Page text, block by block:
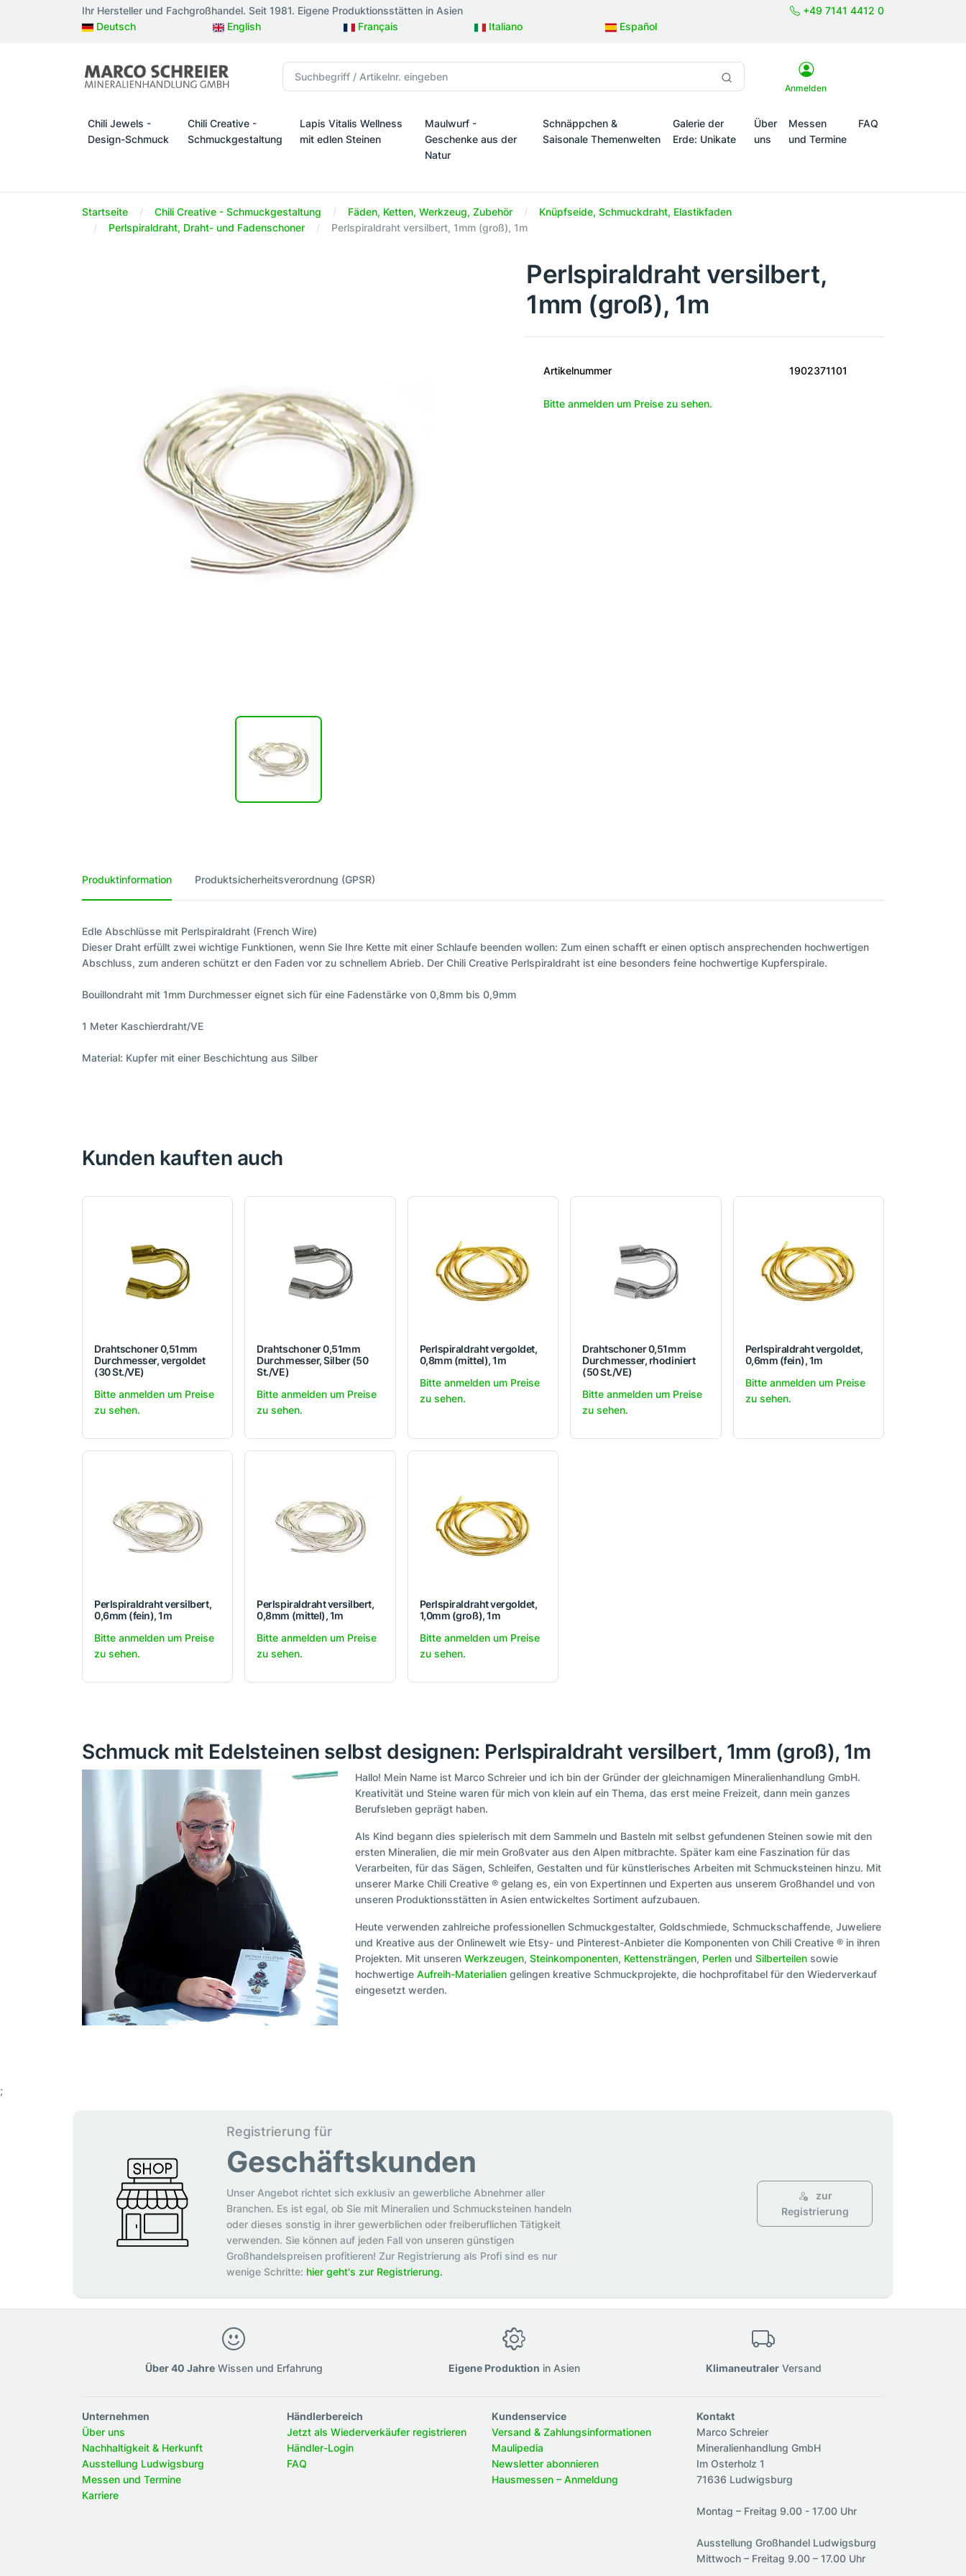
Ihr Hersteller und Fachgroßhandel. Seit 1981. Eigene Produktionsstätten in Asien
+49 7141 4412 0
Deutsch
English Français Italiano Español
Anmelden
Chili Jewels -
Design-Schmuck
Chili Creative -
Schmuckgestaltung
Lapis Vitalis Wellness
mit edlen Steinen
Maulwurf -
Geschenke aus der
Natur
Schnäppchen &
Saisonale Themenwelten
Galerie der
Erde: Unikate
Über
uns
Messen
und Termine
FAQ
Startseite Chili Creative - Schmuckgestaltung Fäden, Ketten, Werkzeug, Zubehör
Knüpfseide, Schmuckdraht, Elastikfaden
Perlspiraldraht, Draht- und Fadenschoner
Perlspiraldraht versilbert, 1mm (groß), 1m
Perlspiraldraht versilbert,
1mm (groß), 1m
Artikelnummer 1902371101
Bitte anmelden um Preise zu sehen.
Produktinformation Produktsicherheitsverordnung (GPSR)
Edle Abschlüsse mit Perlspiraldraht (French Wire)
Dieser Draht erfüllt zwei wichtige Funktionen, wenn Sie Ihre Kette mit einer Schlaufe beenden wollen: Zum einen schafft er einen optisch ansprechenden hochwertigen
Abschluss, zum anderen schützt er den Faden vor zu schnellem Abrieb. Der Chili Creative Perlspiraldraht ist eine besonders feine hochwertige Kupferspirale.
Bouillondraht mit 1mm Durchmesser eignet sich für eine Fadenstärke von 0,8mm bis 0,9mm
1 Meter Kaschierdraht/VE
Material: Kupfer mit einer Beschichtung aus Silber
Kunden kauften auch
Drahtschoner 0,51mm
Durchmesser, vergoldet
(30 St./VE)
Bitte anmelden um Preise
zu sehen.
Drahtschoner 0,51mm
Durchmesser, Silber (50
St./VE)
Bitte anmelden um Preise
zu sehen.
Perlspiraldraht vergoldet,
0,8mm (mittel), 1m
Bitte anmelden um Preise
zu sehen.
Drahtschoner 0,51mm
Durchmesser, rhodiniert
(50 St./VE)
Bitte anmelden um Preise
zu sehen.
Perlspiraldraht vergoldet,
0,6mm (fein), 1m
Bitte anmelden um Preise
zu sehen.
Perlspiraldraht versilbert,
0,6mm (fein), 1m
Bitte anmelden um Preise
zu sehen.
Perlspiraldraht versilbert,
0,8mm (mittel), 1m
Bitte anmelden um Preise
zu sehen.
Perlspiraldraht vergoldet,
1,0mm (groß), 1m
Bitte anmelden um Preise
zu sehen.
Schmuck mit Edelsteinen selbst designen: Perlspiraldraht versilbert, 1mm (groß), 1m
Hallo! Mein Name ist Marco Schreier und ich bin der Gründer der gleichnamigen Mineralienhandlung GmbH.
Kreativität und Steine waren für mich von klein auf ein Thema, das erst meine Freizeit, dann mein ganzes
Berufsleben geprägt haben.
Als Kind begann dies spielerisch mit dem Sammeln und Basteln mit selbst gefundenen Steinen sowie mit den
ersten Mineralien, die mir mein Großvater aus den Alpen mitbrachte. Später kam eine Faszination für das
Verarbeiten, für das Sägen, Schleifen, Gestalten und für künstlerisches Arbeiten mit Schmucksteinen hinzu. Mit
unserer Marke Chili Creative ® gelang es, ein von Expertinnen und Experten aus unserem Großhandel und von
unseren Produktionsstätten in Asien entwickeltes Sortiment aufzubauen.
Heute verwenden zahlreiche professionellen Schmuckgestalter, Goldschmiede, Schmuckschaffende, Juweliere
und Kreative aus der Onlinewelt wie Etsy- und Pinterest-Anbieter die Komponenten von Chili Creative ® in ihren
Projekten. Mit unseren Werkzeugen, Steinkomponenten, Kettensträngen, Perlen und Silberteilen sowie
hochwertige Aufreih-Materialien gelingen kreative Schmuckprojekte, die hochprofitabel für den Wiederverkauf
eingesetzt werden.
;
Registrierung für
Geschäftskunden
Unser Angebot richtet sich exklusiv an gewerbliche Abnehmer aller
Branchen. Es ist egal, ob Sie mit Mineralien und Schmucksteinen handeln
oder dieses sonstig in ihrer gewerblichen oder freiberuflichen Tätigkeit
verwenden. Sie können auf jeden Fall von unseren günstigen
Großhandelspreisen profitieren! Zur Registrierung als Profi sind es nur
wenige Schritte: hier geht's zur Registrierung.
zur
Registrierung
Über 40 JahreWissen und Erfahrung Eigene Produktion in Asien KlimaneutralerVersand
Unternehmen
Über uns
Nachhaltigkeit & Herkunft
Ausstellung Ludwigsburg
Messen und Termine
Karriere
Händlerbereich
Jetzt als Wiederverkäufer registrieren
Händler-Login
FAQ
Kundenservice
Versand & Zahlungsinformationen
Maulipedia
Newsletter abonnieren
Hausmessen – Anmeldung
Kontakt
Marco Schreier
Mineralienhandlung GmbH
Im Osterholz 1
71636 Ludwigsburg
Montag – Freitag 9.00 - 17.00 Uhr
Ausstellung Großhandel Ludwigsburg
Mittwoch – Freitag 9.00 – 17.00 Uhr